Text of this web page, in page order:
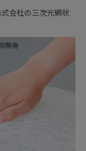
会社の三次元網状